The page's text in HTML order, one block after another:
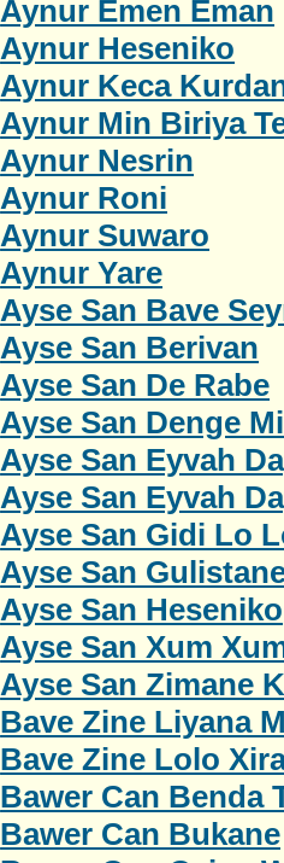
Aynur Emen Eman
Aynur Heseniko
Aynur Keca
Aynur Min Biriya
Aynur Nesrin
Aynur Roni
Aynur Suwaro
Aynur Yare
Ayse San Bave
Ayse San Berivan
Ayse San De Rabe
Ayse San Denge
Ayse San Eyvah
Ayse San Eyvah
Ayse San Gidi Lo
Ayse San
Ayse San Heseniko
Ayse San Xum
Ayse San Zimane
Bave Zine Liyana
Bave Zine Lolo
Bawer Can Benda
Bawer Can Bukane